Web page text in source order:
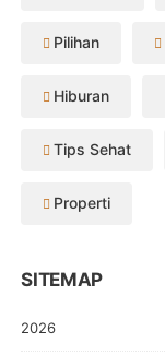
Pilihan
Hiburan
Tips Sehat
Properti
SITEMAP
2026